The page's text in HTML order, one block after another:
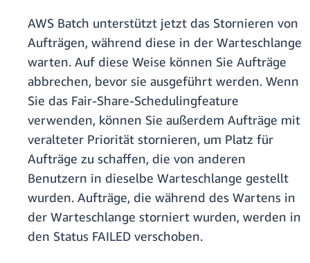
AWS Batch unterstützt jetzt das Stornieren von
Aufträgen, während diese in der Warteschlange
warten. Auf diese Weise können Sie Aufträge
abbrechen, bevor sie ausgeführt werden. Wenn
Sie das Fair-Share-Schedulingfeature
verwenden, können Sie außerdem Aufträge mit
veralteter Priorität stornieren, um Platz für
Aufträge zu schaffen, die von anderen
Benutzern in dieselbe Warteschlange gestellt
wurden. Aufträge, die während des Wartens in
der Warteschlange storniert wurden, werden in
den Status FAILED verschoben.